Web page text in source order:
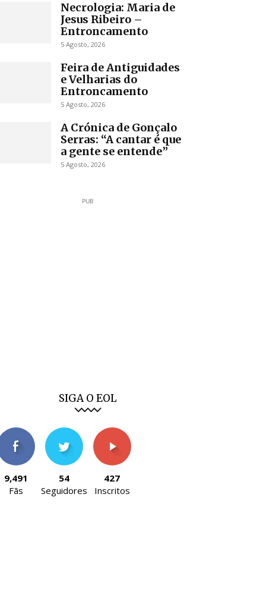
Necrologia: Maria de
Jesus Ribeiro –
Entroncamento
5 Agosto, 2026
Feira de Antiguidades
e Velharias do
Entroncamento
5 Agosto, 2026
A Crónica de Gonçalo
Serras: “A cantar é que
a gente se entende”
5 Agosto, 2026
PUB
SIGA O EOL
9,491
Fãs
54
Seguidores
427
Inscritos